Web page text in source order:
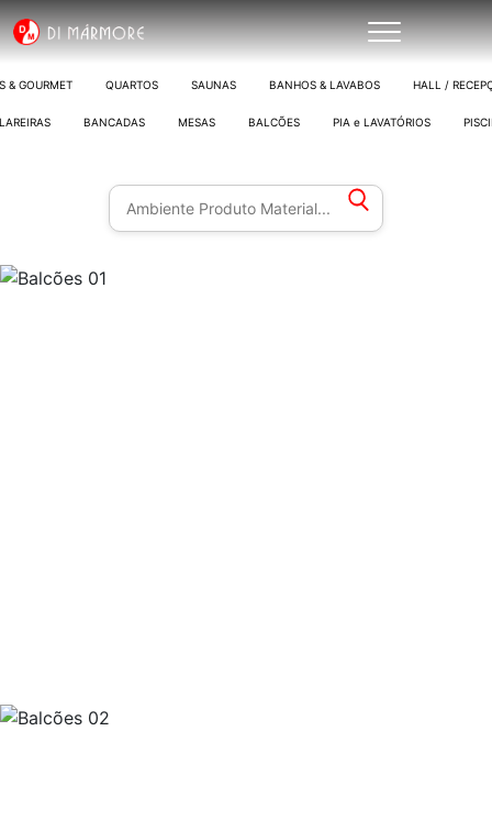
& GOURMET QUARTOS SAUNAS BANHOS & LAVABOS HALL /
BANCADAS MESAS BALCÕES PIA e LAVATÓRIOS